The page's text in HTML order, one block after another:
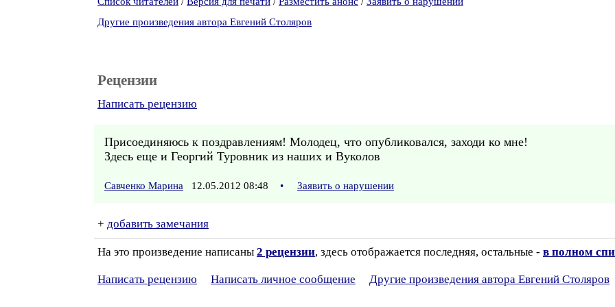
Другие произведения автора Евгений Столяров
Рецензии
Написать рецензию
Присоединяюсь к поздравлениям! Молодец, что опубликовался, заходи ко мне!
Здесь еще и Георгий Туровник из наших и Вуколов
Савченко Марина 12.05.2012 08:48 • Заявить о нарушении
+ добавить замечания
На это произведение написаны 2 рецензии, здесь отображается последняя, остальные - в полном
Написать рецензию Написать личное сообщение Другие произведения автора Евгений Столяров